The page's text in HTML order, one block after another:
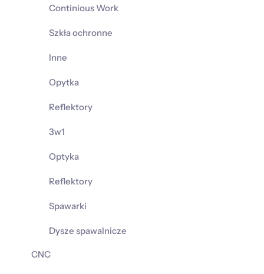
Continious Work
Szkła ochronne
Inne
Opytka
Reflektory
3w1
Optyka
Reflektory
Spawarki
Dysze spawalnicze
CNC